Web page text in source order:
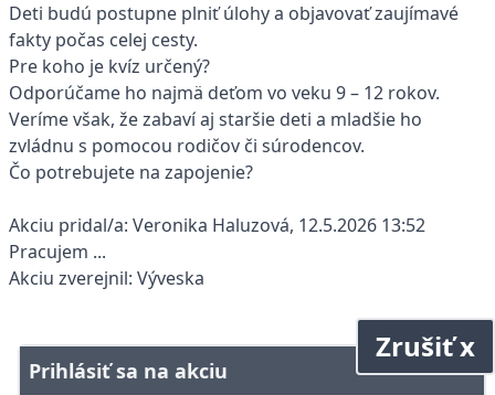
Deti budú postupne plniť úlohy a objavovať zaujímavé
fakty počas celej cesty.
Pre koho je kvíz určený?
Odporúčame ho najmä deťom vo veku 9 – 12 rokov.
Veríme však, že zabaví aj staršie deti a mladšie ho
zvládnu s pomocou rodičov či súrodencov.
Čo potrebujete na zapojenie?
Akciu pridal/a: Veronika Haluzová, 12.5.2026 13:52
Pracujem ...
Akciu zverejnil: Výveska
Zrušiť x
Prihlásiť sa na akciu